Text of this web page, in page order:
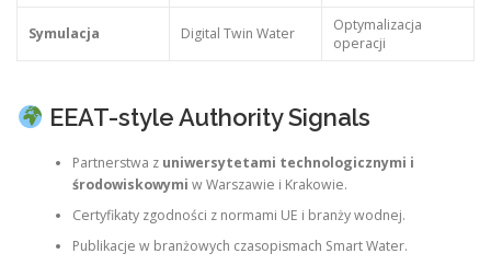
Symulacja Digital Twin Water
Optymalizacja
operacji
EEAT-style Authority Signals
Partnerstwa z uniwersytetami technologicznymi i
środowiskowymi w Warszawie i Krakowie.
Certyfikaty zgodności z normami UE i branży wodnej.
Publikacje w branżowych czasopismach Smart Water.